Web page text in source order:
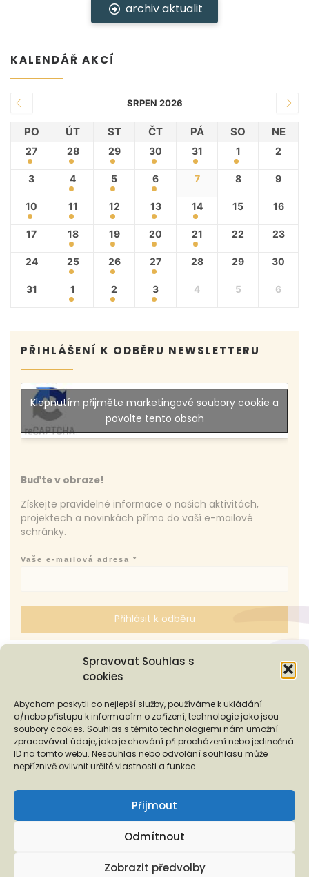
Spravovat Souhlas s
cookies
Abychom poskytli co nejlepší služby, používáme k ukládání
a/nebo přístupu k informacím o zařízení, technologie jako jsou
soubory cookies. Souhlas s těmito technologiemi nám umožní
zpracovávat údaje, jako je chování při procházení nebo jedinečná
ID na tomto webu. Nesouhlas nebo odvolání souhlasu může
nepříznivě ovlivnit určité vlastnosti a funkce.
Přijmout
Odmítnout
Zobrazit předvolby
archiv aktualit
KALENDÁŘ AKCÍ
SRPEN 2026
PO ÚT ST ČT PÁ SO NE
27 28 29 30 31 1 2
3 4 5 6 7 8 9
10 11 12 13 14 15 16
17 18 19 20 21 22 23
24 25 26 27 28 29 30
31 1 2 3 4 5 6
PŘIHLÁŠENÍ K ODBĚRU NEWSLETTERU
Klepnutím přijměte marketingové soubory cookie a
povolte tento obsah
Buďte v obraze!
Získejte pravidelné informace o našich aktivitách,
projektech a novinkách přímo do vaší e-mailové
schránky.
Vaše e-mailová adresa *
Přihlásit k odběru
Podporují nás...
❬ ❭